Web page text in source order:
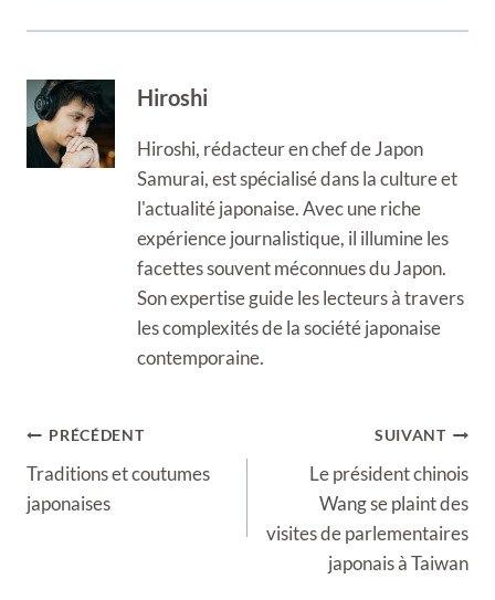
Hiroshi
Hiroshi, rédacteur en chef de Japon
Samurai, est spécialisé dans la culture et
l'actualité japonaise. Avec une riche
expérience journalistique, il illumine les
facettes souvent méconnues du Japon.
Son expertise guide les lecteurs à travers
les complexités de la société japonaise
contemporaine.
Navigation
de
l’article
PRÉCÉDENT
Traditions et coutumes
japonaises
SUIVANT
Le président chinois
Wang se plaint des
visites de parlementaires
japonais à Taiwan